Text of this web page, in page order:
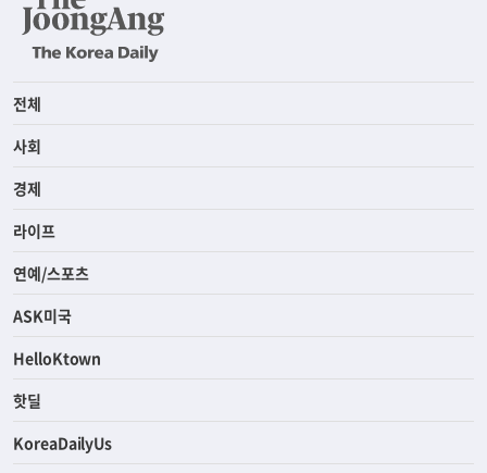
전체
사회
경제
라이프
연예/스포츠
ASK미국
HelloKtown
핫딜